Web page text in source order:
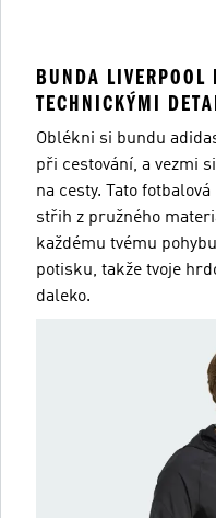
BUNDA LIVERPOOL
TECHNICKÝMI
Oblékni si bundu
při cestování, a vezmi
na cesty. Tato
střih z pružného
každému tvému
potisku, takže tvoje
daleko.